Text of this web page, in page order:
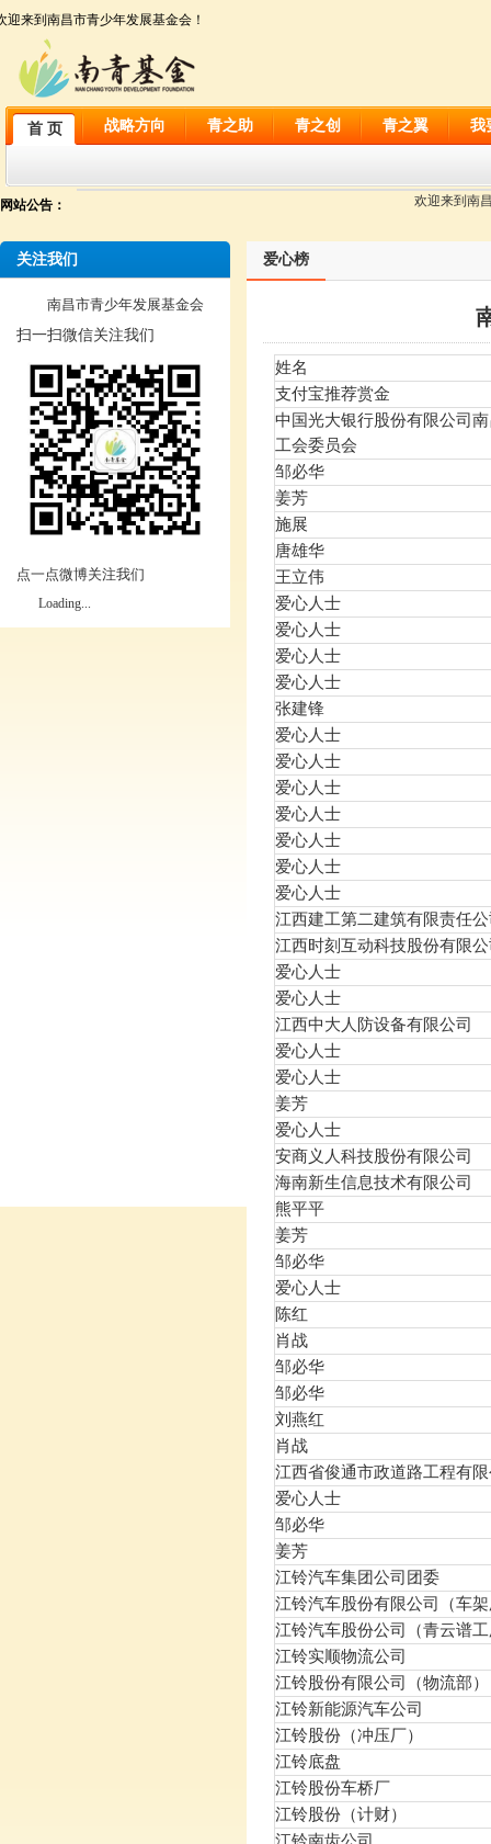
迎来到南昌市青少年发展基金会！
首 页 战略方向 青之助 青之创 青之翼 我
网站公告： 欢迎来到南
关注我们
南昌市青少年发展基金会
扫一扫微信关注我们
点一点微博关注我们
Loading...
爱心榜
姓名
支付宝推荐赏金
中国光大银行股份有限公司
工会委员会
邹必华
姜芳
施展
唐雄华
王立伟
爱心人士
爱心人士
爱心人士
爱心人士
张建锋
爱心人士
爱心人士
爱心人士
爱心人士
爱心人士
爱心人士
爱心人士
江西建工第二建筑有限责任
江西时刻互动科技股份有限
爱心人士
爱心人士
江西中大人防设备有限公司
爱心人士
爱心人士
姜芳
爱心人士
安商义人科技股份有限公司
海南新生信息技术有限公司
熊平平
姜芳
邹必华
爱心人士
陈红
肖战
邹必华
邹必华
刘燕红
肖战
江西省俊通市政道路工程有
爱心人士
邹必华
姜芳
江铃汽车集团公司团委
江铃汽车股份有限公司（车
江铃汽车股份公司（青云谱
江铃实顺物流公司
江铃股份有限公司（物流部）
江铃新能源汽车公司
江铃股份（冲压厂）
江铃底盘
江铃股份车桥厂
江铃股份（计财）